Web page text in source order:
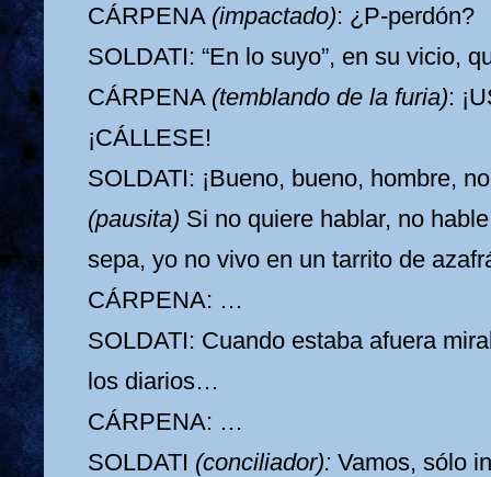
CÁRPENA (impactado): ¿P-perdón?
SOLDATI: “En lo suyo”, en su vicio,
CÁRPENA (temblando de la furia):
¡CÁLLESE!
SOLDATI: ¡Bueno, bueno, hombre,
(pausita) Si no quiere hablar, no
sepa, yo no vivo en un tarrito de
CÁRPENA: …
SOLDATI: Cuando estaba afuera
los diarios…
CÁRPENA: …
SOLDATI (conciliador): Vamos, sólo